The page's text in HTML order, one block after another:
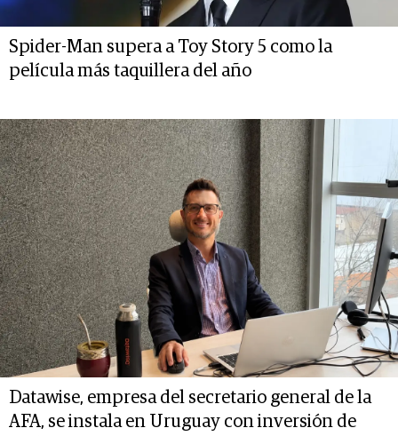
Spider-Man supera a Toy Story 5 como la
película más taquillera del año
Datawise, empresa del secretario general de la
AFA, se instala en Uruguay con inversión de